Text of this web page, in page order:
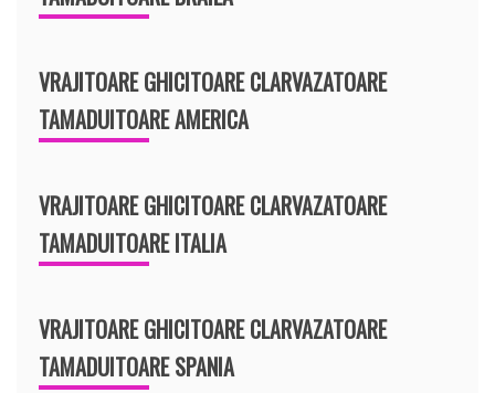
VRAJITOARE GHICITOARE CLARVAZATOARE
TAMADUITOARE AMERICA
VRAJITOARE GHICITOARE CLARVAZATOARE
TAMADUITOARE ITALIA
VRAJITOARE GHICITOARE CLARVAZATOARE
TAMADUITOARE SPANIA